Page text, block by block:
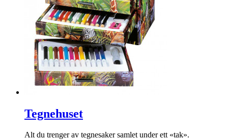
Tegnehuset
Alt du trenger av tegnesaker samlet under ett «tak».